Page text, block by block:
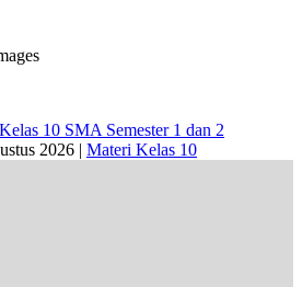
10 SMA Semester 1 dan 2
2026 | Materi Kelas 10